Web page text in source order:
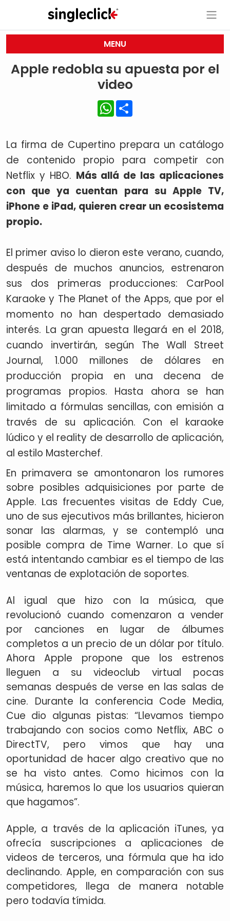
MENU
Apple redobla su apuesta por el
video
WhatsApp
La firma de Cupertino prepara un catálogo
de contenido propio para competir con
Netflix y HBO. Más allá de las aplicaciones
con que ya cuentan para su Apple TV,
iPhone e iPad, quieren crear un ecosistema
propio.
El primer aviso lo dieron este verano, cuando,
después de muchos anuncios, estrenaron
sus dos primeras producciones: CarPool
Karaoke y The Planet of the Apps, que por el
momento no han despertado demasiado
interés. La gran apuesta llegará en el 2018,
cuando invertirán, según The Wall Street
Journal, 1.000 millones de dólares en
producción propia en una decena de
programas propios. Hasta ahora se han
limitado a fórmulas sencillas, con emisión a
través de su aplicación. Con el karaoke
lúdico y el reality de desarrollo de aplicación,
al estilo Masterchef.
En primavera se amontonaron los rumores
sobre posibles adquisiciones por parte de
Apple. Las frecuentes visitas de Eddy Cue,
uno de sus ejecutivos más brillantes, hicieron
sonar las alarmas, y se contempló una
posible compra de Time Warner. Lo que sí
está intentando cambiar es el tiempo de las
ventanas de explotación de soportes.
Al igual que hizo con la música, que
revolucionó cuando comenzaron a vender
por canciones en lugar de álbumes
completos a un precio de un dólar por título.
Ahora Apple propone que los estrenos
lleguen a su videoclub virtual pocas
semanas después de verse en las salas de
cine. Durante la conferencia Code Media,
Cue dio algunas pistas: “Llevamos tiempo
trabajando con socios como Netflix, ABC o
DirectTV, pero vimos que hay una
oportunidad de hacer algo creativo que no
se ha visto antes. Como hicimos con la
música, haremos lo que los usuarios quieran
que hagamos”.
Apple, a través de la aplicación iTunes, ya
ofrecía suscripciones a aplicaciones de
videos de terceros, una fórmula que ha ido
declinando. Apple, en comparación con sus
competidores, llega de manera notable
pero todavía tímida.